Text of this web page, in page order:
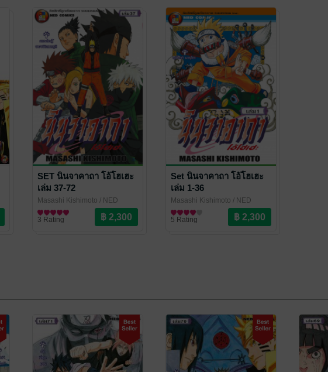
SET นินจาคาถา โอ้โฮเฮะ
เล่ม 37-72
Masashi Kishimoto / NED
Comics
การ์ตูนทั่วไป
3 Rating
Set นินจาคาถา โอ้โฮเฮะ
เล่ม 1-36
Masashi Kishimoto / NED
Comics
การ์ตูนทั่วไป
5 Rating